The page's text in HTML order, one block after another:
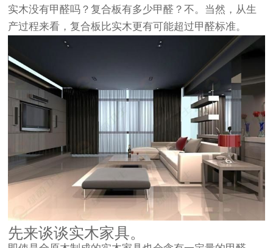
实木没有甲醛吗？复合板有多少甲醛？不。当然，从生
产过程来看，复合板比实木更有可能超过甲醛标准。
先来谈谈实木家具。